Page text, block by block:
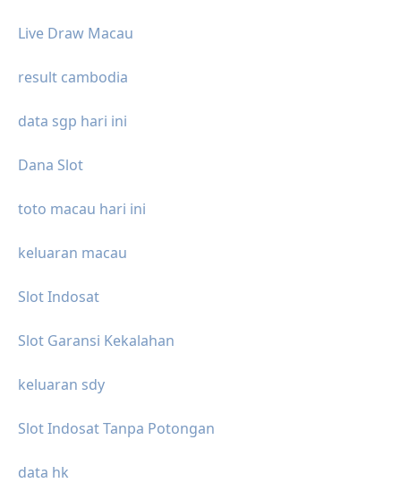
Live Draw Macau
result cambodia
data sgp hari ini
Dana Slot
toto macau hari ini
keluaran macau
Slot Indosat
Slot Garansi Kekalahan
keluaran sdy
Slot Indosat Tanpa Potongan
data hk